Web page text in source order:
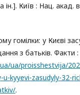
ін.]. Київ : Нац. акад.
гомілки: у Києві
з батьків. Факти :
ua/proisshestvija/
kyyevi-zasudyly-32-
.